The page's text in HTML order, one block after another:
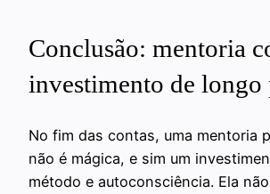
Conclusão: mentoria
investimento de longo
No fim das contas, uma mentoria
não é mágica, e sim um
método e autoconsciência. Ela